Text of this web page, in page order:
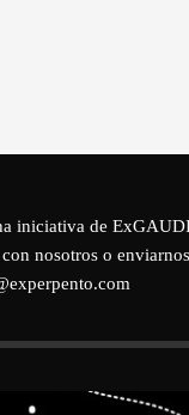
iniciativa de
nosotros o